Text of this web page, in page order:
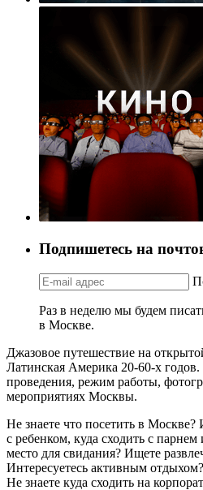
Подпишетесь на
Раз в неделю мы будем
в Москве.
Джазовое путешествие на
Латинская Америка 20-60-х
проведения, режим работы,
мероприятиях Москвы.
Не знаете что посетить в Москве?
с ребенком, куда сходить с
место для свидания? Ищете
Интересуетесь активным
Не знаете куда сходить на